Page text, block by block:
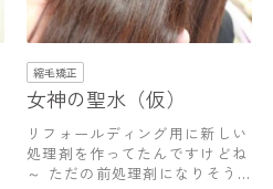
縮毛矯正
女神の聖水（仮）
リフォールディング用に新しい
処理剤を作ってたんですけどね
～ ただの前処理剤になりそう